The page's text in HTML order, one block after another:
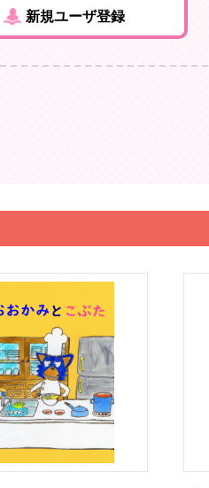
新規ユーザ登録